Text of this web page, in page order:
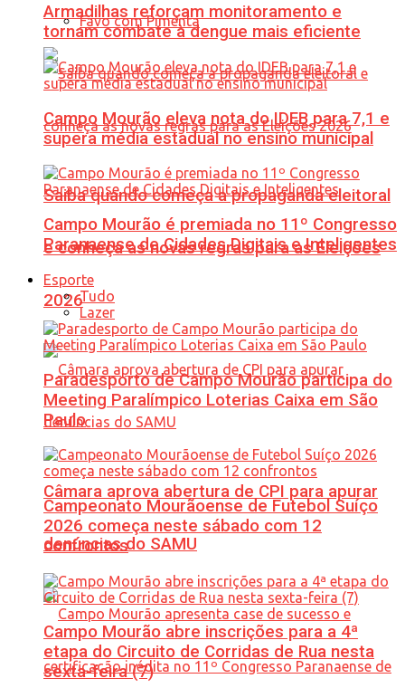
Favo com Pimenta
Saiba quando começa a propaganda eleitoral
e conheça as novas regras para as Eleições
2026
Câmara aprova abertura de CPI para apurar
denúncias do SAMU
Armadilhas reforçam monitoramento e
tornam combate à dengue mais eficiente
Campo Mourão eleva nota do IDEB para 7,1 e
supera média estadual no ensino municipal
Campo Mourão é premiada no 11º Congresso
Paranaense de Cidades Digitais e Inteligentes
Esporte
Tudo
Lazer
Paradesporto de Campo Mourão participa do
Meeting Paralímpico Loterias Caixa em São
Paulo
Campeonato Mourãoense de Futebol Suíço
2026 começa neste sábado com 12
confrontos
Campo Mourão abre inscrições para a 4ª
etapa do Circuito de Corridas de Rua nesta
sexta-feira (7)